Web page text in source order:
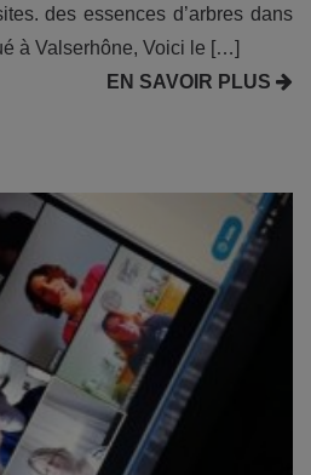
des essences d’arbres dans
à Valserhône, Voici le […]
EN SAVOIR PLUS